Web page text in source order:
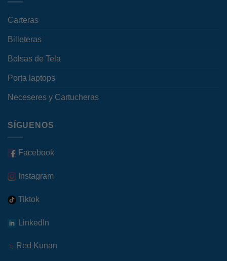
Carteras
Billeteras
Bolsas de Tela
Porta laptops
Neceseres y Cartucheras
SÍGUENOS
Facebook
Instagram
Tiktok
LinkedIn
Red Kunan